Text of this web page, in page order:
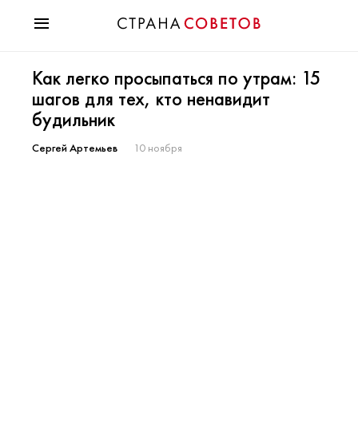
Мода
Звезды
Гороскопы
Здоровье
Как легко просыпаться по утрам: 15
шагов для тех, кто ненавидит
будильник
Сергей Артемьев 10 ноября